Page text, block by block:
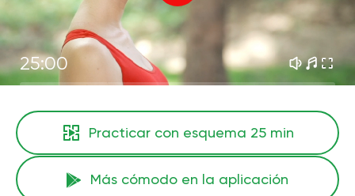
25:00
Practicar con esquema 25 min
Más cómodo en la aplicación